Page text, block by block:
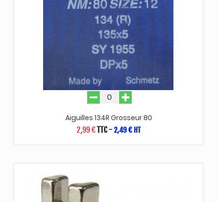
Aiguilles 134R Grosseur 80
2,99 €TTC-2,49 € HT